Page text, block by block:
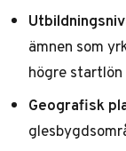
ämnen som
högre startlön
Geografisk